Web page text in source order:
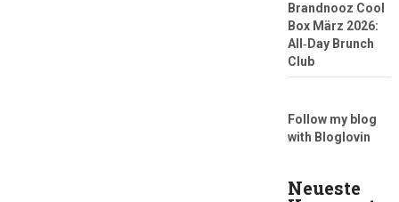
Brandnooz Cool
Box März 2026:
All‑Day Brunch
Club
Follow my blog
with Bloglovin
Neueste